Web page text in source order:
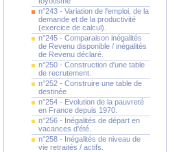
n°243 - Variation de l'emploi, de la
demande et de la productivité
(exercice de calcul).
n°245 - Comparaison inégalités
de Revenu disponible / inégalités
de Revenu déclaré.
n°250 - Construction d'une table
de recrutement.
n°252 - Construire une table de
destinée
n°254 - Evolution de la pauvreté
en France depuis 1970.
n°256 - Inégalités de départ en
vacances d'été.
n°258 - Inégalités de niveau de
vie retraités / actifs.